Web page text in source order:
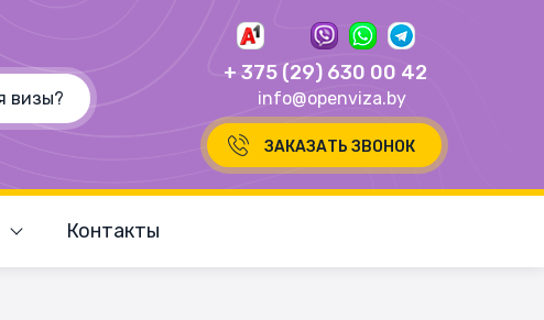
+ 375 (29) 630 00 42
info@openviza.by
ЗАКАЗАТЬ ЗВОНОК
Контакты